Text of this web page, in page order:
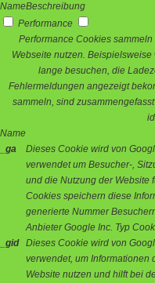
NameBeschreibung
Performance
Performance Cookies
Webseite nutzen.
lange besuchen, die
Fehlermeldungen angezeigt
sammeln, sind
Name
_ga
Dieses Cookie wird von
verwendet um Besucher-,
und die Nutzung der Website
Cookies speichern diese
generierte Nummer
Anbieter Google Inc. Typ
_gid
Dieses Cookie wird von
verwendet, um Informationen
Website nutzen und hilft bei